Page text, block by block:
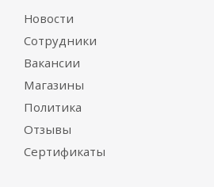
Новости
Сотрудники
Вакансии
Магазины
Политика
Отзывы
Сертификаты